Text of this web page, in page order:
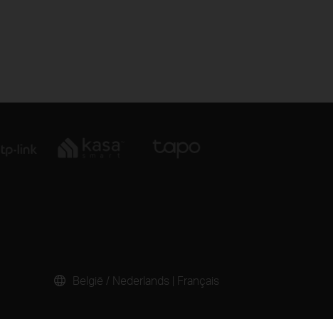
België / Nederlands | Français